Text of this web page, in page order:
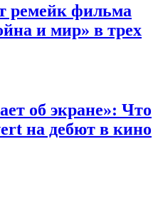
ремейк фильма
и мир» в трех
об экране»: Что
на дебют в кино